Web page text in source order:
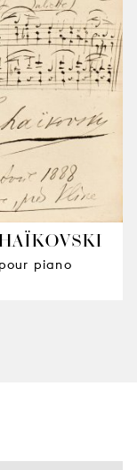
piano